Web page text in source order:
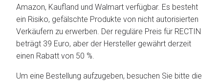
Amazon, Kaufland und Walmart verfügbar. Es besteht
ein Risiko, gefälschte Produkte von nicht autorisierten
Verkäufern zu erwerben. Der reguläre Preis für RECTIN
beträgt 39 Euro, aber der Hersteller gewährt derzeit
einen Rabatt von 50 %.
Um eine Bestellung aufzugeben, besuchen Sie bitte die